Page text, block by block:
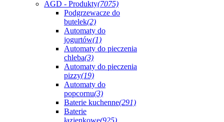
AGD - Produkty(7075)
Podgrzewacze do
butelek(2)
Automaty do
jogurtów(1)
Automaty do pieczenia
chleba(3)
Automaty do pieczenia
pizzy(19)
Automaty do
popcornu(3)
Baterie kuchenne(291)
Baterie
łazienkowe(925)